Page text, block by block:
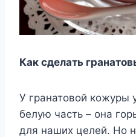
Как сделать
У гранатовой кожуры
белую часть – она
для наших целей. Но